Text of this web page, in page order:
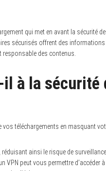
qui met en avant la sécurité
sécurisés offrent des
des contenus.
à la sécurité
téléchargements en masquant
ainsi le risque de
VPN peut vous permettre d’accéder